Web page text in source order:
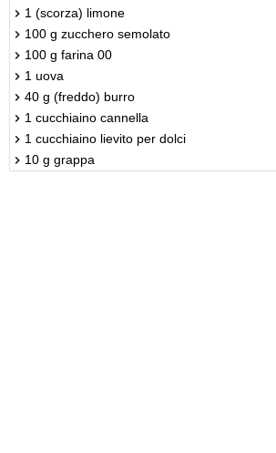
1 (scorza) limone
100 g zucchero semolato
100 g farina 00
1 uova
40 g (freddo) burro
1 cucchiaino cannella
1 cucchiaino lievito per dolci
10 g grappa